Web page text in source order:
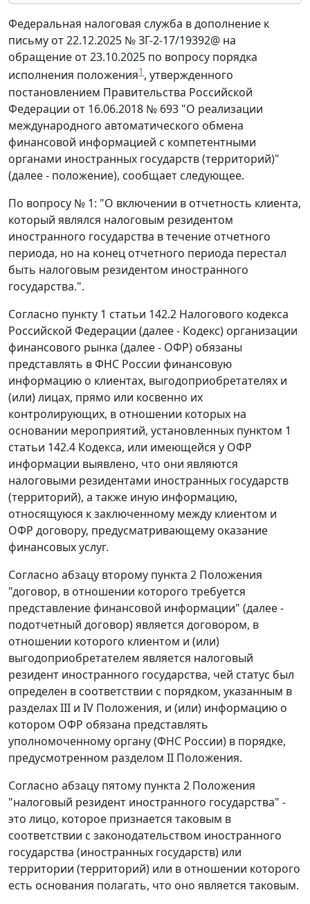
Федеральная налоговая служба в дополнение к
письму от 22.12.2025 № ЗГ-2-17/19392@ на
обращение от 23.10.2025 по вопросу порядка
исполнения положения1 , утвержденного
постановлением Правительства Российской
Федерации от 16.06.2018 № 693 "О реализации
международного автоматического обмена
финансовой информацией с компетентными
органами иностранных государств (территорий)"
(далее - положение), сообщает следующее.
По вопросу № 1: "О включении в отчетность клиента,
который являлся налоговым резидентом
иностранного государства в течение отчетного
периода, но на конец отчетного периода перестал
быть налоговым резидентом иностранного
государства.".
Согласно пункту 1 статьи 142.2 Налогового кодекса
Российской Федерации (далее - Кодекс) организации
финансового рынка (далее - ОФР) обязаны
представлять в ФНС России финансовую
информацию о клиентах, выгодоприобретателях и
(или) лицах, прямо или косвенно их
контролирующих, в отношении которых на
основании мероприятий, установленных пунктом 1
статьи 142.4 Кодекса, или имеющейся у ОФР
информации выявлено, что они являются
налоговыми резидентами иностранных государств
(территорий), а также иную информацию,
относящуюся к заключенному между клиентом и
ОФР договору, предусматривающему оказание
финансовых услуг.
Согласно абзацу второму пункта 2 Положения
"договор, в отношении которого требуется
представление финансовой информации" (далее -
подотчетный договор) является договором, в
отношении которого клиентом и (или)
выгодоприобретателем является налоговый
резидент иностранного государства, чей статус был
определен в соответствии с порядком, указанным в
разделах III и IV Положения, и (или) информацию о
котором ОФР обязана представлять
уполномоченному органу (ФНС России) в порядке,
предусмотренном разделом II Положения.
Согласно абзацу пятому пункта 2 Положения
"налоговый резидент иностранного государства" -
это лицо, которое признается таковым в
соответствии с законодательством иностранного
государства (иностранных государств) или
территории (территорий) или в отношении которого
есть основания полагать, что оно является таковым.